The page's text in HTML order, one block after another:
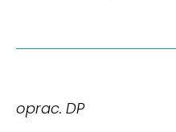
oprac. DP